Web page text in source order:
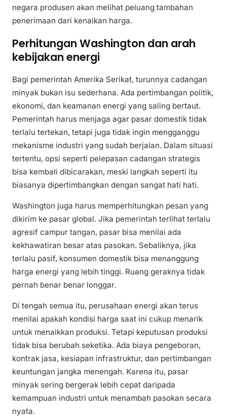
negara produsen akan melihat peluang tambahan
penerimaan dari kenaikan harga.
Perhitungan Washington dan arah
kebijakan energi
Bagi pemerintah Amerika Serikat, turunnya cadangan
minyak bukan isu sederhana. Ada pertimbangan politik,
ekonomi, dan keamanan energi yang saling bertaut.
Pemerintah harus menjaga agar pasar domestik tidak
terlalu tertekan, tetapi juga tidak ingin mengganggu
mekanisme industri yang sudah berjalan. Dalam situasi
tertentu, opsi seperti pelepasan cadangan strategis
bisa kembali dibicarakan, meski langkah seperti itu
biasanya dipertimbangkan dengan sangat hati hati.
Washington juga harus memperhitungkan pesan yang
dikirim ke pasar global. Jika pemerintah terlihat terlalu
agresif campur tangan, pasar bisa menilai ada
kekhawatiran besar atas pasokan. Sebaliknya, jika
terlalu pasif, konsumen domestik bisa menanggung
harga energi yang lebih tinggi. Ruang geraknya tidak
pernah benar benar longgar.
Di tengah semua itu, perusahaan energi akan terus
menilai apakah kondisi harga saat ini cukup menarik
untuk menaikkan produksi. Tetapi keputusan produksi
tidak bisa berubah seketika. Ada biaya pengeboran,
kontrak jasa, kesiapan infrastruktur, dan pertimbangan
keuntungan jangka menengah. Karena itu, pasar
minyak sering bergerak lebih cepat daripada
kemampuan industri untuk menambah pasokan secara
nyata.